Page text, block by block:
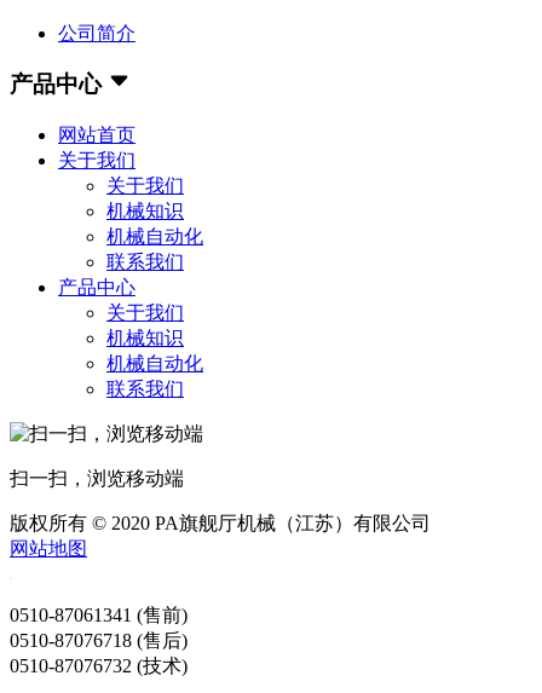
公司简介
产品中心
网站首页
关于我们
关于我们
机械知识
机械自动化
联系我们
产品中心
关于我们
机械知识
机械自动化
联系我们
扫一扫，浏览移动端
版权所有 © 2020 PA旗舰厅机械（江苏）有限公司
网站地图
0510-87061341 (售前)
0510-87076718 (售后)
0510-87076732 (技术)